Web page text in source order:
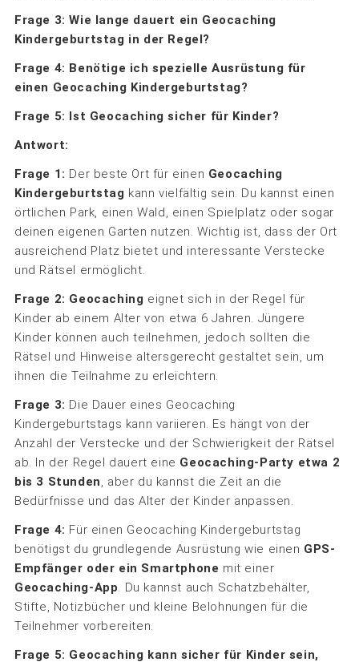
Frage 3: Wie lange dauert ein Geocaching
Kindergeburtstag in der Regel?
Frage 4: Benötige ich spezielle Ausrüstung für
einen Geocaching Kindergeburtstag?
Frage 5: Ist Geocaching sicher für Kinder?
Antwort:
Frage 1: Der beste Ort für einen Geocaching
Kindergeburtstag kann vielfältig sein. Du kannst einen
örtlichen Park, einen Wald, einen Spielplatz oder sogar
deinen eigenen Garten nutzen. Wichtig ist, dass der Ort
ausreichend Platz bietet und interessante Verstecke
und Rätsel ermöglicht.
Frage 2: Geocaching eignet sich in der Regel für
Kinder ab einem Alter von etwa 6 Jahren. Jüngere
Kinder können auch teilnehmen, jedoch sollten die
Rätsel und Hinweise altersgerecht gestaltet sein, um
ihnen die Teilnahme zu erleichtern.
Frage 3: Die Dauer eines Geocaching
Kindergeburtstags kann variieren. Es hängt von der
Anzahl der Verstecke und der Schwierigkeit der Rätsel
ab. In der Regel dauert eine Geocaching-Party etwa 2
bis 3 Stunden, aber du kannst die Zeit an die
Bedürfnisse und das Alter der Kinder anpassen.
Frage 4: Für einen Geocaching Kindergeburtstag
benötigst du grundlegende Ausrüstung wie einen GPS-
Empfänger oder ein Smartphone mit einer
Geocaching-App. Du kannst auch Schatzbehälter,
Stifte, Notizbücher und kleine Belohnungen für die
Teilnehmer vorbereiten.
Frage 5: Geocaching kann sicher für Kinder sein,